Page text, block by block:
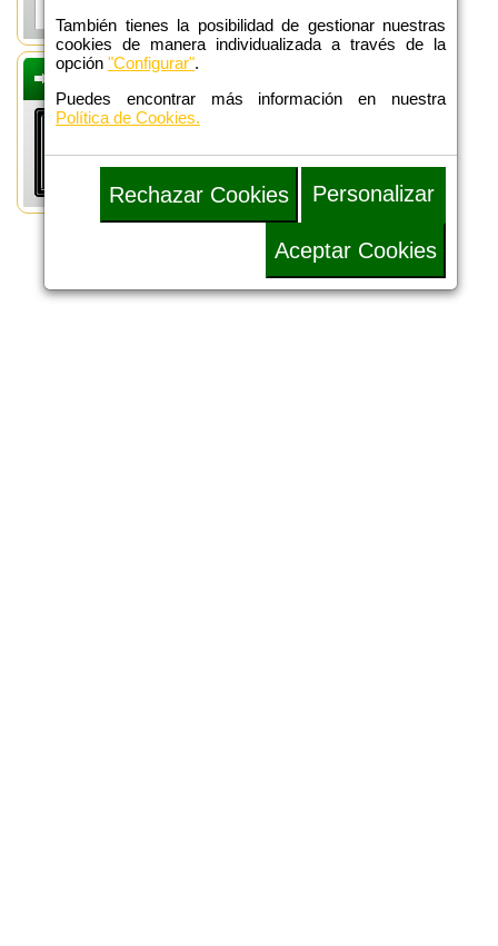
También tienes la posibilidad de gestionar nuestras
cookies de manera individualizada a través de la
opción "Configurar".
Puedes encontrar más información en nuestra
Política de Cookies.
Rechazar Cookies Personalizar
Aceptar Cookies
DEFENSA